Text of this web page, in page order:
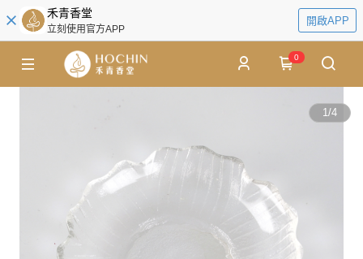
禾青香堂
立刻使用官方APP
開啟APP
0
1/4